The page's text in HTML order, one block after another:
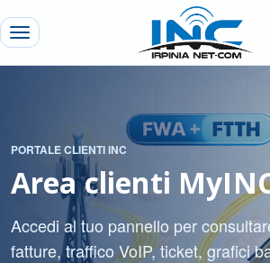
PORTALE CLIENTI INC
Area clienti
Accedi al tuo pannello per
fatture, traffico VoIP, ticket, grafici